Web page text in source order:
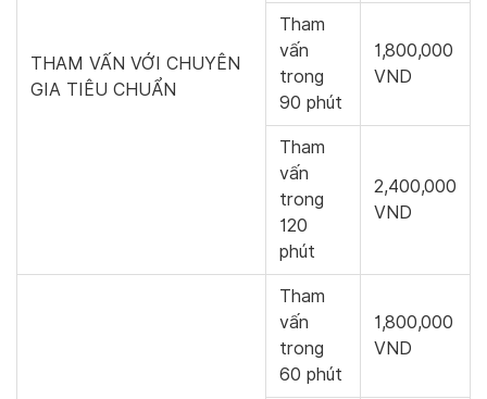
THAM VẤN VỚI CHUYÊN
GIA TIÊU CHUẨN
Tham
vấn
trong
90 phút
1,800,000
VND
Tham
vấn
trong
120
phút
2,400,000
VND
Tham
vấn
trong
60 phút
1,800,000
VND